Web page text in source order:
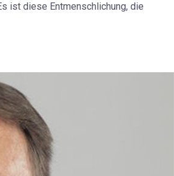
ist diese Entmenschlichung, die